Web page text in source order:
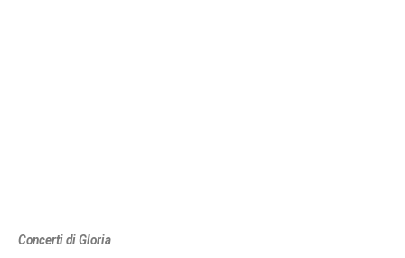
Concerti di Gloria